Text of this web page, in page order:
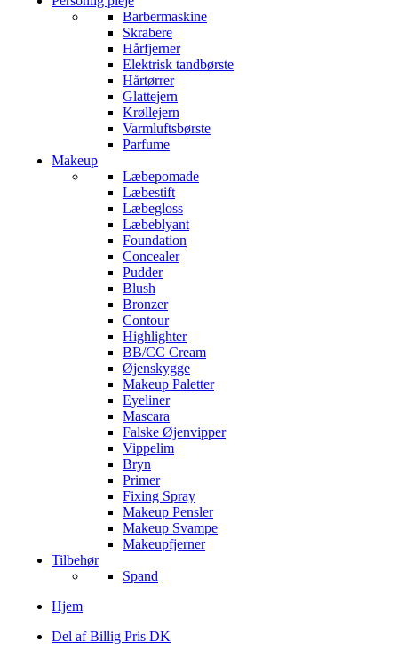
Barbermaskine
Skrabere
Hårfjerner
Elektrisk tandbørste
Hårtørrer
Glattejern
Krøllejern
Varmluftsbørste
Parfume
Makeup
Læbepomade
Læbestift
Læbegloss
Læbeblyant
Foundation
Concealer
Pudder
Blush
Bronzer
Contour
Highlighter
BB/CC Cream
Øjenskygge
Makeup Paletter
Eyeliner
Mascara
Falske Øjenvipper
Vippelim
Bryn
Primer
Fixing Spray
Makeup Pensler
Makeup Svampe
Makeupfjerner
Tilbehør
Spand
Hjem
Del af Billig Pris DK